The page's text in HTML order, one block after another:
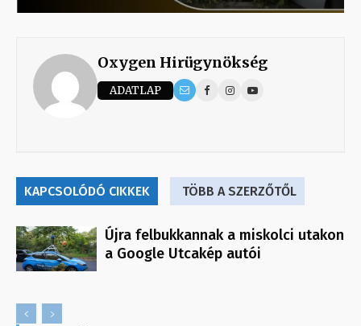
Oxygen Hirügynökség
ADATLAP
KAPCSOLÓDÓ CIKKEK TÖBB A SZERZŐTŐL
Újra felbukkannak a miskolci utakon
a Google Utcakép autói